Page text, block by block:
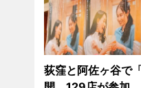
荻窪と阿佐ヶ谷で